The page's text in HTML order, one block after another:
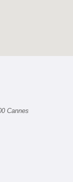
Cannes